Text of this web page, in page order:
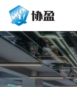
协盈智慧